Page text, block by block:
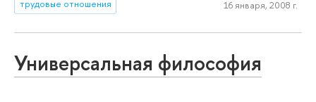
трудовые отношения 16 января, 2008 г.
Универсальная философия